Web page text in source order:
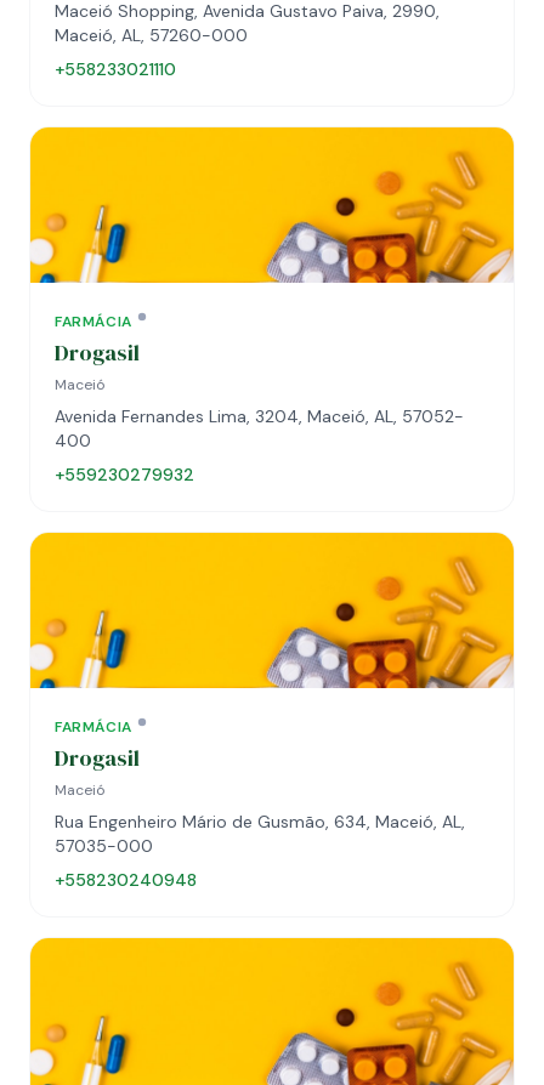
Maceió Shopping, Avenida Gustavo Paiva, 2990,
Maceió, AL, 57260-000
+558233021110
FARMÁCIA
Drogasil
Maceió
Avenida Fernandes Lima, 3204, Maceió, AL, 57052-
400
+559230279932
FARMÁCIA
Drogasil
Maceió
Rua Engenheiro Mário de Gusmão, 634, Maceió, AL,
57035-000
+558230240948